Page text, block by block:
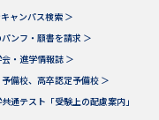
ャンパス検索 ＞
ンフ・願書を請求 ＞
・進学情報誌 ＞
備校、高卒認定予備校 ＞
通テスト「受験上の配慮案内」